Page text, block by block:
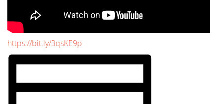
https://bit.ly/3qsKE9p